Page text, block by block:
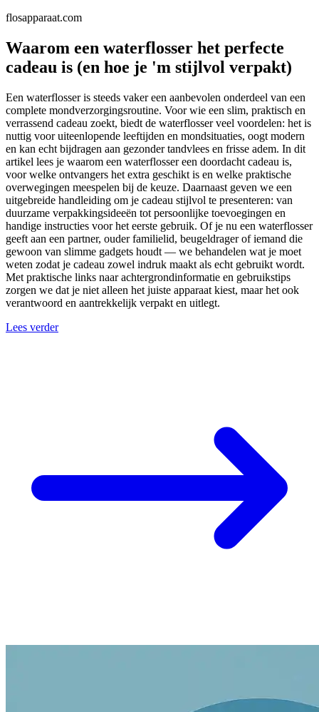
flosapparaat.com
Waarom een waterflosser het perfecte
cadeau is (en hoe je 'm stijlvol verpakt)
Een waterflosser is steeds vaker een aanbevolen onderdeel van een
complete mondverzorgingsroutine. Voor wie een slim, praktisch en
verrassend cadeau zoekt, biedt de waterflosser veel voordelen: het is
nuttig voor uiteenlopende leeftijden en mondsituaties, oogt modern
en kan echt bijdragen aan gezonder tandvlees en frisse adem. In dit
artikel lees je waarom een waterflosser een doordacht cadeau is,
voor welke ontvangers het extra geschikt is en welke praktische
overwegingen meespelen bij de keuze. Daarnaast geven we een
uitgebreide handleiding om je cadeau stijlvol te presenteren: van
duurzame verpakkingsideeën tot persoonlijke toevoegingen en
handige instructies voor het eerste gebruik. Of je nu een waterflosser
geeft aan een partner, ouder familielid, beugeldrager of iemand die
gewoon van slimme gadgets houdt — we behandelen wat je moet
weten zodat je cadeau zowel indruk maakt als echt gebruikt wordt.
Met praktische links naar achtergrondinformatie en gebruikstips
zorgen we dat je niet alleen het juiste apparaat kiest, maar het ook
verantwoord en aantrekkelijk verpakt en uitlegt.
Lees verder